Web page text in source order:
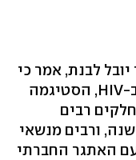
לבנת, אמר כי
"לצד ההתקדמות בטיפול הרפואי ב-HIV, הסטיגמה
רבים
באוכלוסייה כפי שהיו לפני 30-20 שנה, ורבים מנשאי
האתגר החברתי